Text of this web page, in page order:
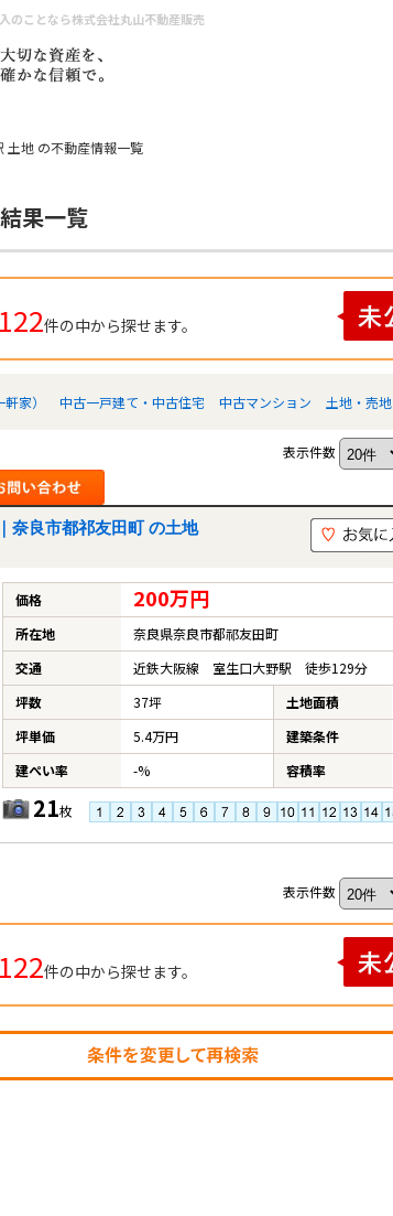
のことなら株式会社丸山不動産販売
土地 の不動産情報一覧
果一覧
122件の中から探せます。
家） 中古一戸建て・中古住宅 中古マンション 土地・売地
表示件数
良市都祁友田町 の土地
価格 200万円
所在地
奈良県奈良市都祁友田町
交通
近鉄大阪線 室生口大野駅 徒歩129分
坪数
37坪 土地面積
坪単価
5.4万円
建築条件
建ぺい率
-% 容積率
21枚
表示件数
122件の中から探せます。